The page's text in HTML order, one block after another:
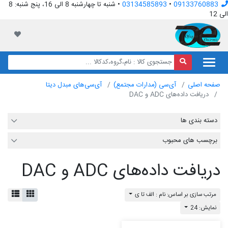
09133760883
•
03134585893
• شنبه تا چهارشنبه 8 الی 16، پنج شنبه: 8
الی 12
لیست
صفحه اصلی آی‌سی (مدارات مجتمع)
آی‌سی‌های مبدل دیتا
دریافت داده‌های ADC و DAC
دسته بندی ها
برچسب های محبوب
دریافت داده‌های ADC و DAC
مرتب سازی بر اساس: نام : الف تا ی
نمایش: 24